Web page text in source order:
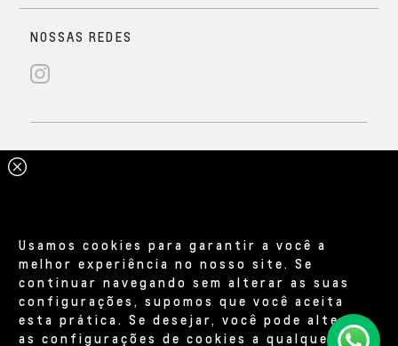
Usamos cookies para garantir a você a
melhor experiência no nosso site. Se
continuar navegando sem alterar as suas
configurações, supomos que você aceita
esta prática. Se desejar, você pode alterar
as configurações de cookies a qualquer